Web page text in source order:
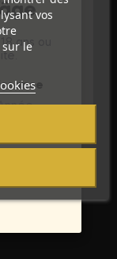
vos
le
ans ou